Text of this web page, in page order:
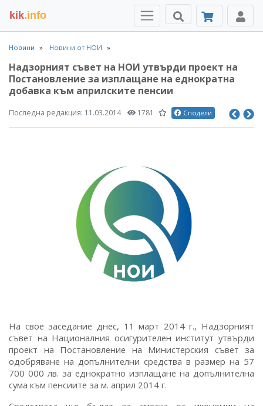
kik.info
Новини Новини от НОИ
Надзорният съвет на НОИ утвърди проект на
Постановление за изплащане на еднократна
добавка към априлските пенсии
Последна редакция: 11.03.2014 1781 Сподели
На свое заседание днес, 11 март 2014 г., Надзорният
съвет на Националния осигурителен институт утвърди
проект на Постановление на Министерския съвет за
одобряване на допълнителни средства в размер на 57
700 000 лв. за еднократно изплащане на допълнителна
сума към пенсиите за м. април 2014 г.